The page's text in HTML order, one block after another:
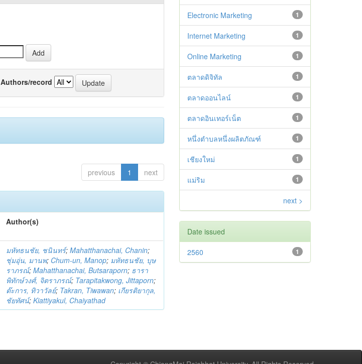
Authors/record
previous 1 next
Author(s)
มหัทธนชัย, ชนินทร์;Mahatthanachai, Chanin;
ชุ่มอุ่น, มานพ; Chum-un, Manop; มหัทธนชัย, บุษ
ราภรณ์;Mahatthanachai, Butsaraporn; ธารา
พิทักษ์วงศ์, จิตราภรณ์; Tarapitakwong, Jittaporn;
ต๊ะการ, ทิวาวัลย์; Takran, Tiwawan; เกียรติยากุล,
ชัยทัศน์;Kiattiyakul, Chaiyathad
1
Electronic Marketing
1
Internet Marketing
1
Online Marketing
1
ตลาดดิจิทัล
1
ตลาดออนไลน์
1
ตลาดอินเทอร์เน็ต
1
หนึ่งตำบลหนึ่งผลิตภัณฑ์
1
เชียงใหม่
1
แม่ริม
next >
Date issued
1
2560